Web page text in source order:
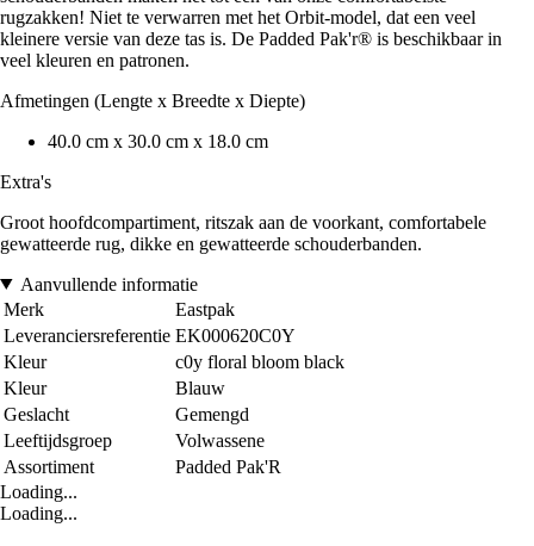
rugzakken! Niet te verwarren met het Orbit-model, dat een veel
kleinere versie van deze tas is. De Padded Pak'r® is beschikbaar in
veel kleuren en patronen.
Afmetingen (Lengte x Breedte x Diepte)
40.0 cm x 30.0 cm x 18.0 cm
Extra's
Groot hoofdcompartiment, ritszak aan de voorkant, comfortabele
gewatteerde rug, dikke en gewatteerde schouderbanden.
Aanvullende informatie
Merk
Eastpak
Leveranciersreferentie EK000620C0Y
Kleur
c0y floral bloom black
Kleur
Blauw
Geslacht
Gemengd
Leeftijdsgroep
Volwassene
Assortiment
Padded Pak'R
Loading...
Loading...